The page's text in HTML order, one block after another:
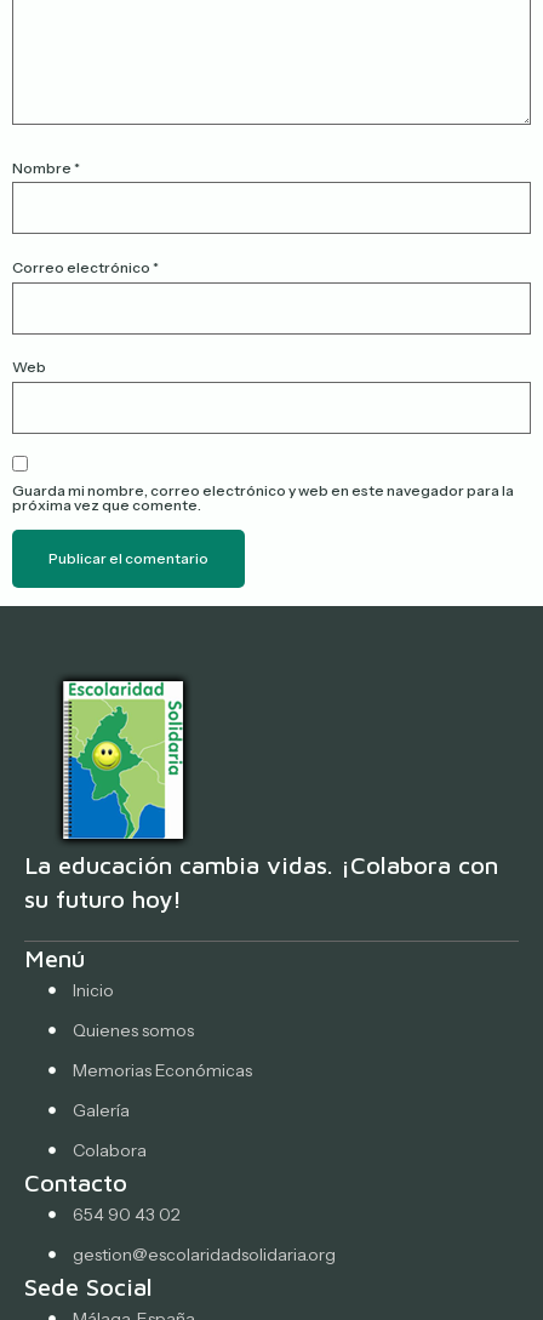
Nombre *
Correo electrónico *
Web
Guarda mi nombre, correo electrónico y web en este navegador para la
próxima vez que comente.
La educación cambia vidas. ¡Colabora con
su futuro hoy!
Menú
Inicio
Quienes somos
Memorias Económicas
Galería
Colabora
Contacto
654 90 43 02
gestion@escolaridadsolidaria.org
Sede Social